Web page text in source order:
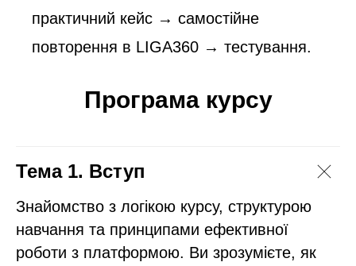
практичний кейс → самостійне
повторення в LIGA360 → тестування.
Програма курсу
Тема 1. Вступ
Знайомство з логікою курсу, структурою
навчання та принципами ефективної
роботи з платформою. Ви зрозумієте, як